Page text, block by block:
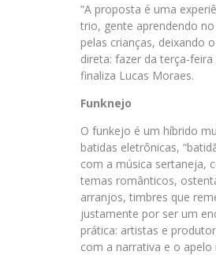
“A proposta é uma
trio, gente aprendendo
pelas crianças, deixando
direta: fazer da terça-
finaliza Lucas Moraes.
Funknejo
O funkejo é um híbrido
batidas eletrônicas,
com a música sertaneja,
temas românticos,
arranjos, timbres que
justamente por ser um
prática: artistas e
com a narrativa e o